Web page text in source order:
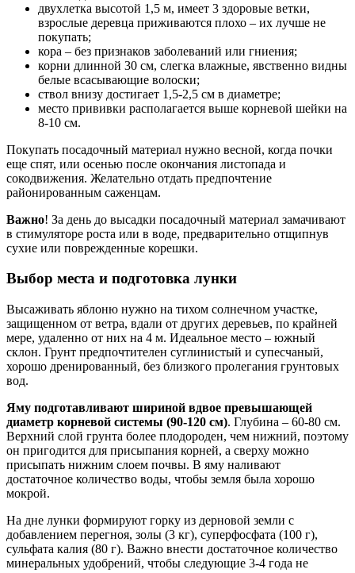
двухлетка высотой 1,5 м, имеет 3 здоровые ветки,
взрослые деревца приживаются плохо – их лучше не
покупать;
кора – без признаков заболеваний или гниения;
корни длинной 30 см, слегка влажные, явственно видны
белые всасывающие волоски;
ствол внизу достигает 1,5-2,5 см в диаметре;
место прививки располагается выше корневой шейки на
8-10 см.
Покупать посадочный материал нужно весной, когда почки
еще спят, или осенью после окончания листопада и
сокодвижения. Желательно отдать предпочтение
районированным саженцам.
Важно! За день до высадки посадочный материал замачивают
в стимуляторе роста или в воде, предварительно отщипнув
сухие или поврежденные корешки.
Выбор места и подготовка лунки
Высаживать яблоню нужно на тихом солнечном участке,
защищенном от ветра, вдали от других деревьев, по крайней
мере, удаленно от них на 4 м. Идеальное место – южный
склон. Грунт предпочтителен суглинистый и супесчаный,
хорошо дренированный, без близкого пролегания грунтовых
вод.
Яму подготавливают шириной вдвое превышающей
диаметр корневой системы (90-120 см). Глубина – 60-80 см.
Верхний слой грунта более плодороден, чем нижний, поэтому
он пригодится для присыпания корней, а сверху можно
присыпать нижним слоем почвы. В яму наливают
достаточное количество воды, чтобы земля была хорошо
мокрой.
На дне лунки формируют горку из дерновой земли с
добавлением перегноя, золы (3 кг), суперфосфата (100 г),
сульфата калия (80 г). Важно внести достаточное количество
минеральных удобрений, чтобы следующие 3-4 года не